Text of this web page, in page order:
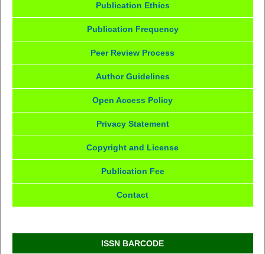
Publication Ethics
Publication Frequency
Peer Review Process
Author Guidelines
Open Access Policy
Privacy Statement
Copyright and License
Publication Fee
Contact
ISSN BARCODE